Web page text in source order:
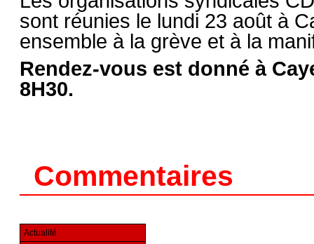
sont réunies le lundi 23 août à
ensemble à la grève et à la
Rendez-vous est donné à
8H30.
Commentaires
Actualité